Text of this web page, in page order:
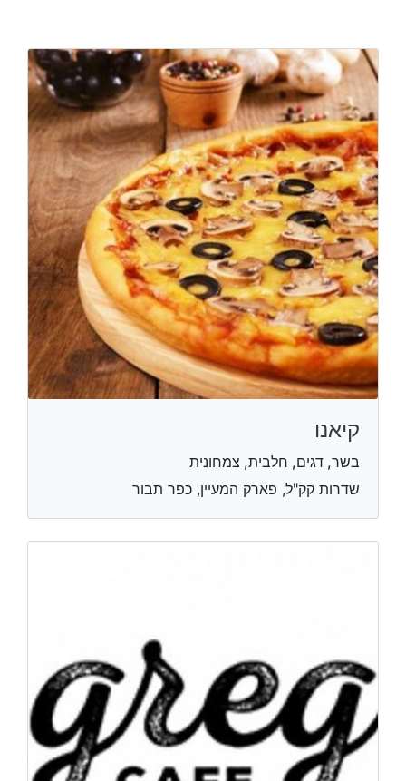
קיאנו
בשר, דגים, חלבית, צמחונית
שדרות קק"ל, פארק המעיין, כפר תבור